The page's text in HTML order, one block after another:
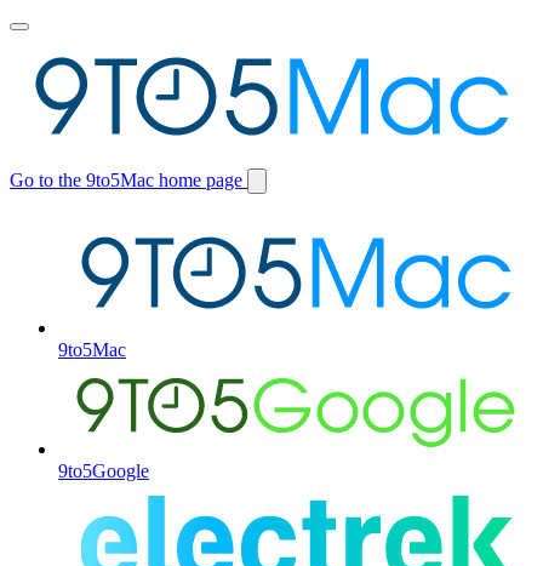
Toggle
menu
Go to the 9to5Mac home page
Switch
9to5Mac
9to5Google